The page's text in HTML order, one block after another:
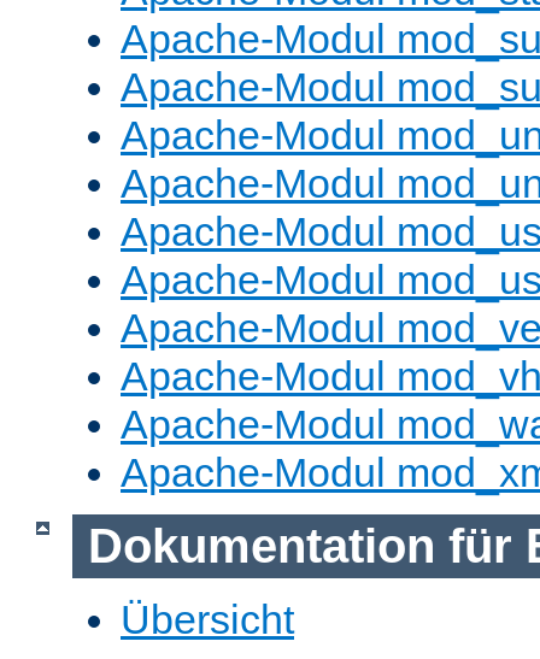
Apache-Modul
Apache-Modul
Apache-Modul
Apache-Modul
Apache-Modul
Apache-Modul
Apache-Modul
Apache-Modul
Apache-Modul
Apache-Modul
Dokumentation für
Übersicht